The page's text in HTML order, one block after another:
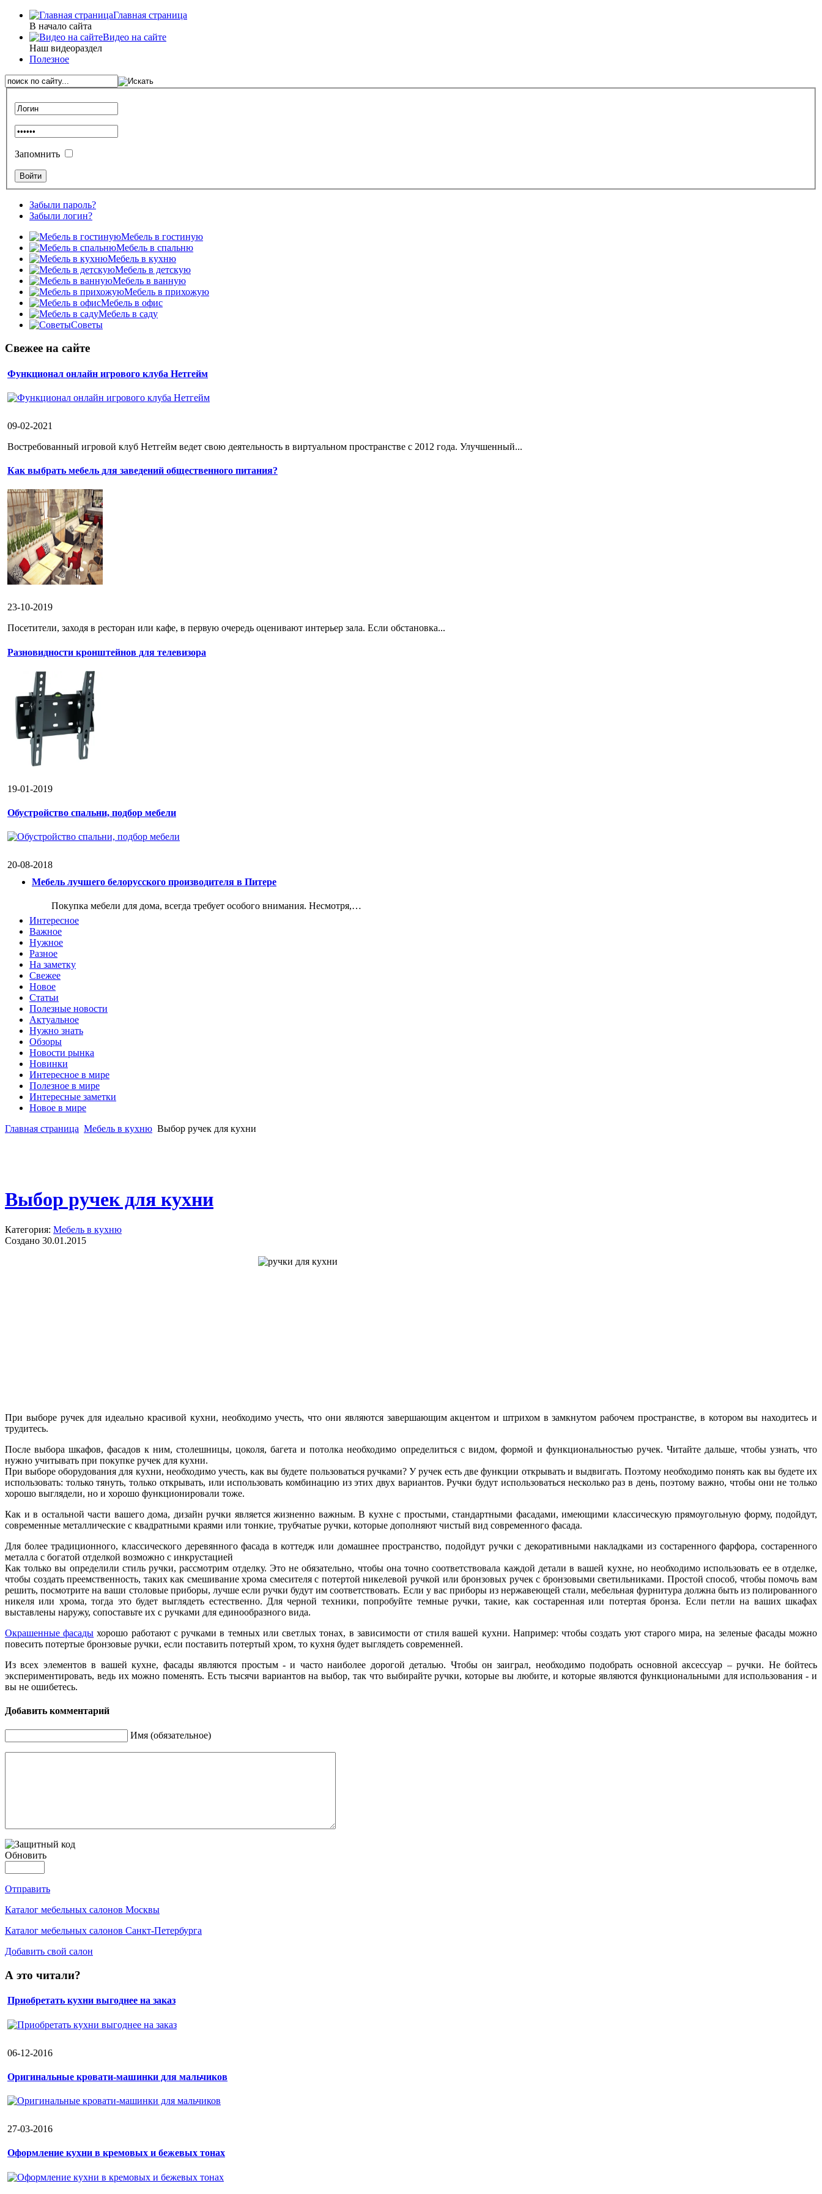
Главная страница
В начало сайта
Видео на сайте
Наш видеораздел
Полезное
Запомнить
Забыли пароль?
Забыли логин?
Мебель в гостиную
Мебель в спальню
Мебель в кухню
Мебель в детскую
Мебель в ванную
Мебель в прихожую
Мебель в офис
Мебель в саду
Советы
Свежее на сайте
Функционал онлайн игрового клуба Нетгейм
09-02-2021
Востребованный игровой клуб Нетгейм ведет свою деятельность в виртуальном пространстве с 2012 года. Улучшенный...
Как выбрать мебель для заведений общественного питания?
23-10-2019
Посетители, заходя в ресторан или кафе, в первую очередь оценивают интерьер зала. Если обстановка...
Разновидности кронштейнов для телевизора
19-01-2019
Обустройство спальни, подбор мебели
20-08-2018
Мебель лучшего белорусского производителя в Питере
Покупка мебели для дома, всегда требует особого внимания. Несмотря,…
Интересное
Важное
Нужное
Разное
На заметку
Свежее
Новое
Статьи
Полезные новости
Актуальное
Нужно знать
Обзоры
Новости рынка
Новинки
Интересное в мире
Полезное в мире
Интересные заметки
Новое в мире
Главная страница Мебель в кухню Выбор ручек для кухни
Выбор ручек для кухни
Категория: Мебель в кухню
Создано 30.01.2015
При выборе ручек для идеально красивой кухни, необходимо учесть, что они являются завершающим акцентом и штрихом в замкнутом рабочем пространстве, в котором вы находитесь и
трудитесь.
После выбора шкафов, фасадов к ним, столешницы, цоколя, багета и потолка необходимо определиться с видом, формой и функциональностью ручек. Читайте дальше, чтобы узнать, что
нужно учитывать при покупке ручек для кухни.
При выборе оборудования для кухни, необходимо учесть, как вы будете пользоваться ручками? У ручек есть две функции открывать и выдвигать. Поэтому необходимо понять как вы будете их
использовать: только тянуть, только открывать, или использовать комбинацию из этих двух вариантов. Ручки будут использоваться несколько раз в день, поэтому важно, чтобы они не только
хорошо выглядели, но и хорошо функционировали тоже.
Как и в остальной части вашего дома, дизайн ручки является жизненно важным. В кухне с простыми, стандартными фасадами, имеющими классическую прямоугольную форму, подойдут,
современные металлические с квадратными краями или тонкие, трубчатые ручки, которые дополняют чистый вид современного фасада.
Для более традиционного, классического деревянного фасада в коттедж или домашнее пространство, подойдут ручки с декоративными накладками из состаренного фарфора, состаренного
металла с богатой отделкой возможно с инкрустацией
Как только вы определили стиль ручки, рассмотрим отделку. Это не обязательно, чтобы она точно соответствовала каждой детали в вашей кухне, но необходимо использовать ее в отделке,
чтобы создать преемственность, таких как смешивание хрома смесителя с потертой никелевой ручкой или бронзовых ручек с бронзовыми светильниками. Простой способ, чтобы помочь вам
решить, посмотрите на ваши столовые приборы, лучше если ручки будут им соответствовать. Если у вас приборы из нержавеющей стали, мебельная фурнитура должна быть из полированного
никеля или хрома, тогда это будет выглядеть естественно. Для черной техники, попробуйте темные ручки, такие, как состаренная или потертая бронза. Если петли на ваших шкафах
выставлены наружу, сопоставьте их с ручками для единообразного вида.
Окрашенные фасады хорошо работают с ручками в темных или светлых тонах, в зависимости от стиля вашей кухни. Например: чтобы создать уют старого мира, на зеленые фасады можно
повесить потертые бронзовые ручки, если поставить потертый хром, то кухня будет выглядеть современней.
Из всех элементов в вашей кухне, фасады являются простым - и часто наиболее дорогой деталью. Чтобы он заиграл, необходимо подобрать основной аксессуар – ручки. Не бойтесь
экспериментировать, ведь их можно поменять. Есть тысячи вариантов на выбор, так что выбирайте ручки, которые вы любите, и которые являются функциональными для использования - и
вы не ошибетесь.
Добавить комментарий
Имя (обязательное)
Обновить
Отправить
Каталог мебельных салонов Москвы
Каталог мебельных салонов Санкт-Петербурга
Добавить свой салон
А это читали?
Приобретать кухни выгоднее на заказ
06-12-2016
Оригинальные кровати-машинки для мальчиков
27-03-2016
Оформление кухни в кремовых и бежевых тонах